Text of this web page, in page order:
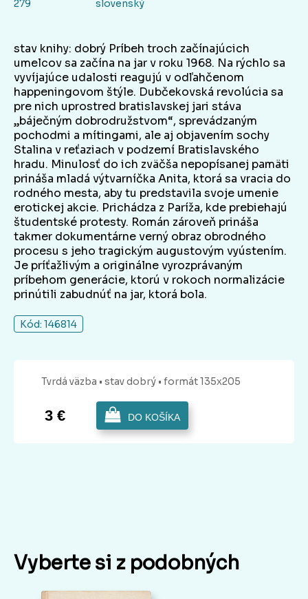
279
slovenský
stav knihy: dobrý Príbeh troch začínajúcich
umelcov sa začína na jar v roku 1968. Na rýchlo sa
vyvíjajúce udalosti reagujú v odľahčenom
happeningovom štýle. Dubčekovská revolúcia sa
pre nich uprostred bratislavskej jari stáva
„báječným dobrodružstvom“, sprevádzaným
pochodmi a mítingami, ale aj objavením sochy
Stalina v reťaziach v podzemí Bratislavského
hradu. Minulosť do ich zväčša nepopísanej pamäti
prináša mladá výtvarníčka Anita, ktorá sa vracia do
rodného mesta, aby tu predstavila svoje umenie
erotickej akcie. Prichádza z Paríža, kde prebiehajú
študentské protesty. Román zároveň prináša
takmer dokumentárne verný obraz obrodného
procesu s jeho tragickým augustovým vyústením.
Je príťažlivým a originálne vyrozprávaným
príbehom generácie, ktorú v rokoch normalizácie
prinútili zabudnúť na jar, ktorá bola.
Kód: 146814
Tvrdá väzba • stav dobrý • formát 135x205
3 € DO KOŠÍKA
Vyberte si z podobných